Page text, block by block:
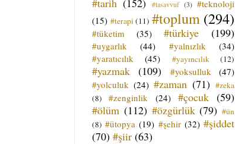
#tasavvuf (3) #teknoloji
(15) #terapi (11) #toplum (294)
#tüketim (35) #türkiye (199)
#uygarlık (44) #yalnızlık
(34)
#yaratıcılık
(45) #yayıncılık (12)
#yazmak (109) #yoksulluk
(47)
#yolculuk (24) #zaman (71) #zeka
(8)
#zenginlik (24) #çocuk (59)
#ölüm (112) #özgürlük (79) #ün
(8) #ütopya (19) #şehir (32) #şiddet
(70) #şiir (63)